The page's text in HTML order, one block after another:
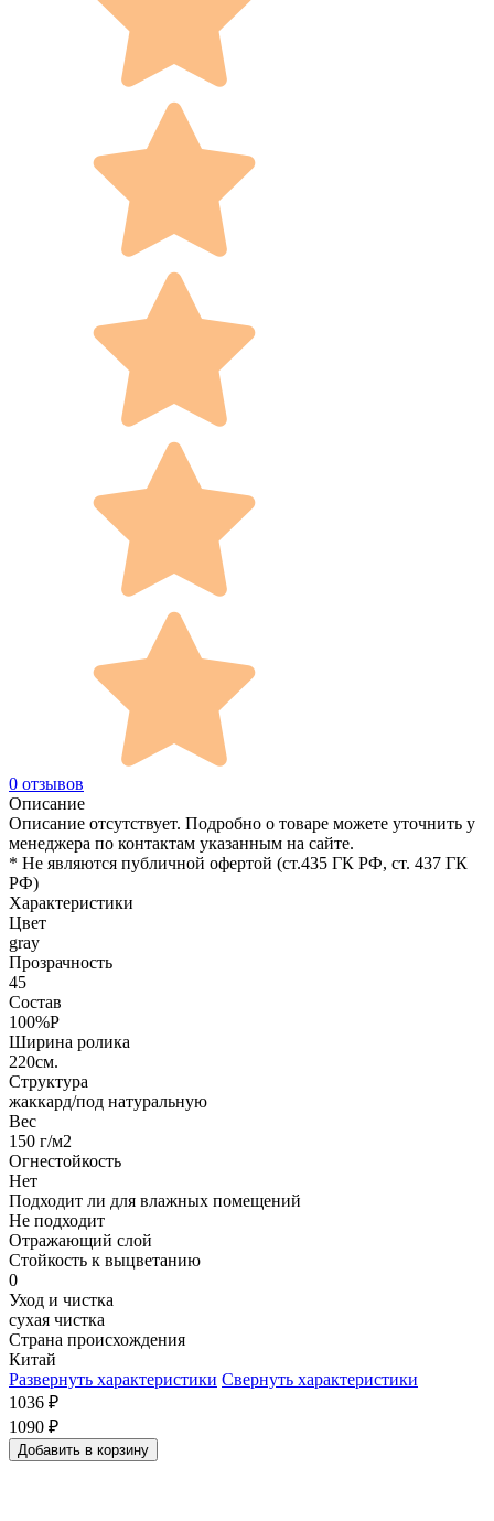
0 отзывов
Описание
Описание отсутствует. Подробно о товаре можете уточнить у
менеджера по контактам указанным на сайте.
* Не являются публичной офертой (ст.435 ГК РФ, cт. 437 ГК
РФ)
Характеристики
Цвет
gray
Прозрачность
45
Состав
100%P
Ширина ролика
220см.
Структура
жаккард/под натуральную
Вес
150 г/м2
Огнестойкость
Нет
Подходит ли для влажных помещений
Не подходит
Отражающий слой
Стойкость к выцветанию
0
Уход и чистка
сухая чистка
Страна происхождения
Китай
Развернуть характеристики Свернуть характеристики
1036 ₽
1090 ₽
Добавить в корзину